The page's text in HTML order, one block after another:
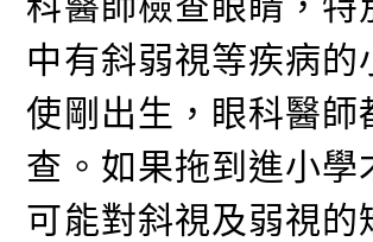
中有斜弱視等疾病的
使剛出生，眼科醫師
查。如果拖到進小學
可能對斜視及弱視的